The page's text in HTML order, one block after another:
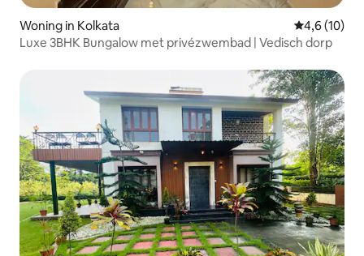
Woning in Kolkata
4,6 (10)
Luxe 3BHK Bungalow met privézwembad | Vedisch dorp